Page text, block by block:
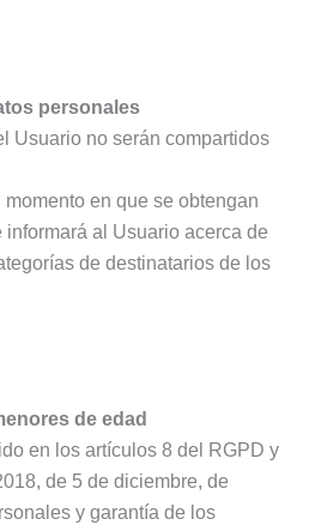
personales
Usuario no serán compartidos
en que se obtengan
informará al Usuario acerca de
de destinatarios de los
de edad
en los artículos 8 del RGPD y
de 5 de diciembre, de
y garantía de los